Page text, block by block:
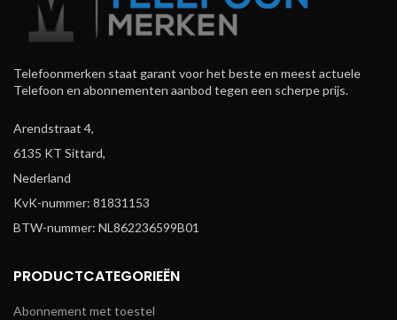
Telefoonmerken staat garant voor het beste en meest actuele
Telefoon en abonnementen aanbod tegen een scherpe prijs.
Arendstraat 4,
6135 KT Sittard,
Nederland
KvK-nummer: 81831153
BTW-nummer: NL862236599B01
PRODUCTCATEGORIEËN
Abonnement met toestel